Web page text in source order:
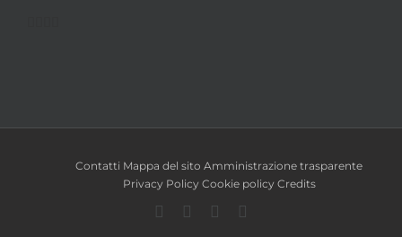
Contatti Mappa del sito Amministrazione trasparente
Privacy Policy Cookie policy Credits
Facebook
TwitterYouTube